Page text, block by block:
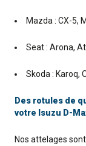
Mazda : CX-5,
Seat : Arona,
Skoda : Karoq,
Des rotules de
votre Isuzu D-
Nos attelages